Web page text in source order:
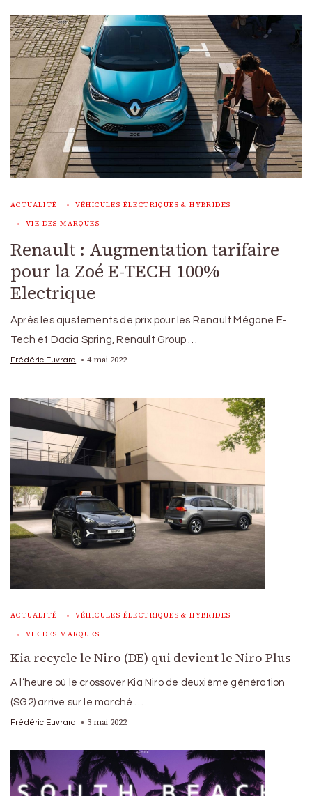
ACTUALITÉ VÉHICULES ÉLECTRIQUES & HYBRIDES
VIE DES MARQUES
Renault : Augmentation tarifaire
pour la Zoé E-TECH 100%
Electrique
Après les ajustements de prix pour les Renault Mégane E-
Tech et Dacia Spring, Renault Group …
Frédéric Euvrard 4 mai 2022
ACTUALITÉ VÉHICULES ÉLECTRIQUES & HYBRIDES
VIE DES MARQUES
Kia recycle le Niro (DE) qui devient le Niro Plus
A l’heure où le crossover Kia Niro de deuxième génération
(SG2) arrive sur le marché …
Frédéric Euvrard 3 mai 2022